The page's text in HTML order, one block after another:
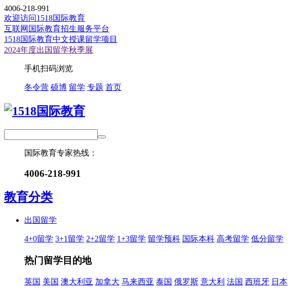
4006-218-991
欢迎访问1518国际教育
互联网国际教育招生服务平台
1518国际教育中文授课留学项目
2024年度出国留学秋季展
手机扫码浏览
冬令营 硕博 留学 专题 首页
国际教育专家热线：
4006-218-991
教育分类
出国留学
4+0留学 3+1留学 2+2留学 1+3留学 留学预科 国际本科 高考留学 低分留学
热门留学目的地
英国 美国 澳大利亚 加拿大 马来西亚 泰国 俄罗斯 意大利 法国 西班牙 日本